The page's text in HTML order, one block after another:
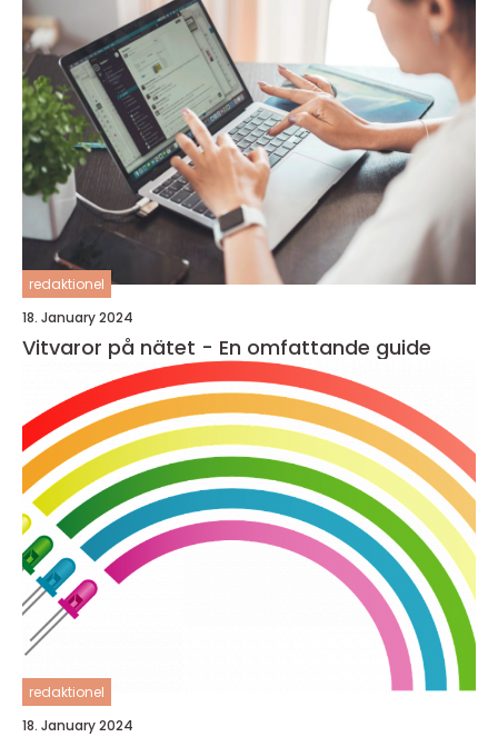
redaktionel
18. January 2024
Vitvaror på nätet - En omfattande guide
redaktionel
18. January 2024